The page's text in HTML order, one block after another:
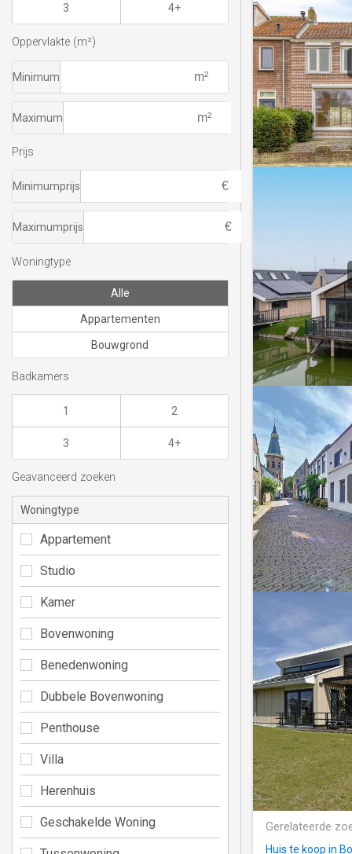
Gerelateerde
Huis te koop in
3 4+
Oppervlakte (m²)
Minimum
Maximum
Prijs
Minimumprijs
Maximumprijs
Woningtype
Alle
Appartementen
Bouwgrond
Badkamers
1 2
3 4+
Geavanceerd zoeken
Woningtype
Appartement
Studio
Kamer
Bovenwoning
Benedenwoning
Dubbele Bovenwoning
Penthouse
Villa
Herenhuis
Geschakelde Woning